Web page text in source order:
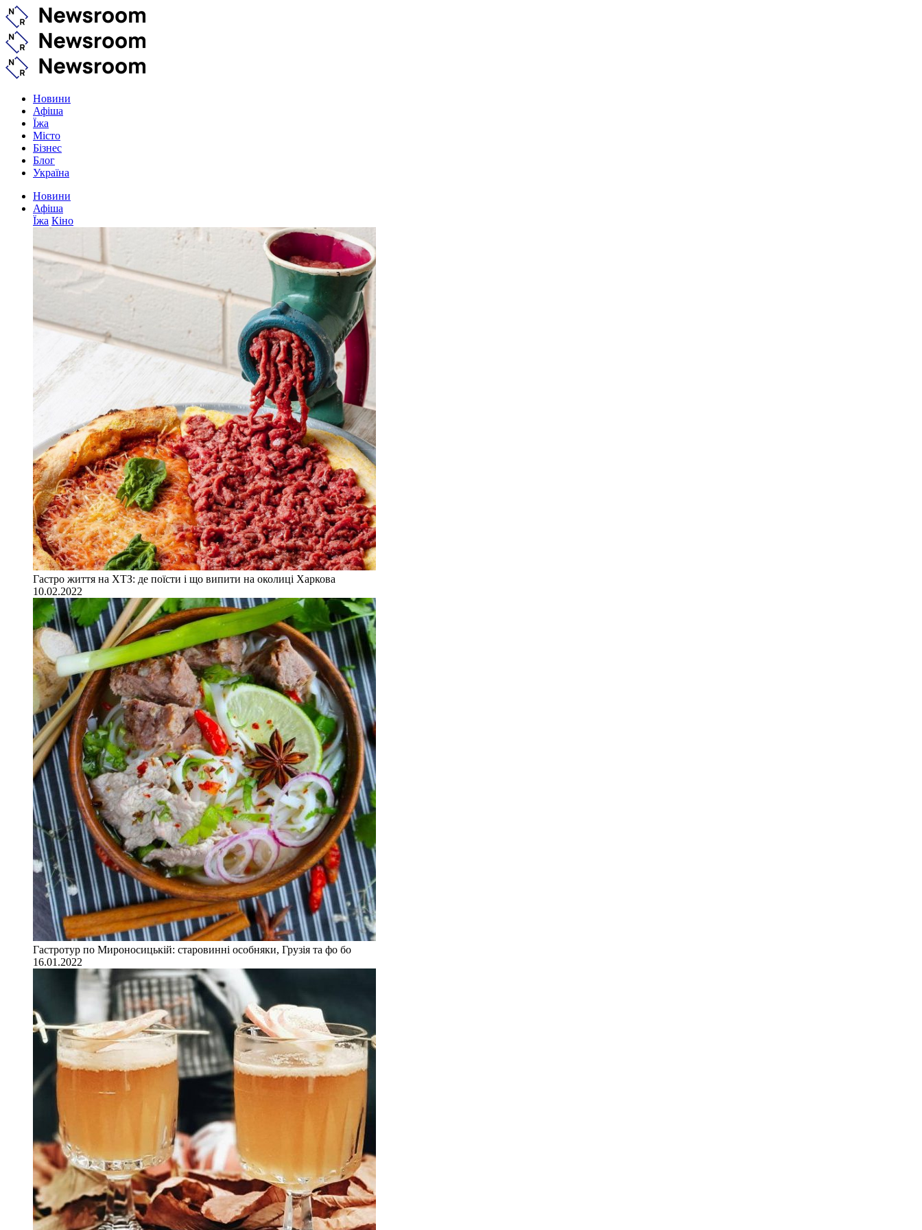
Новини
Афіша
Їжа
Місто
Бізнес
Блог
Україна
Новини
Афіша
Їжа Кіно
Гастро життя на ХТЗ: де поїсти і що випити на околиці Харкова
10.02.2022
Гастротур по Мироносицькій: старовинні особняки, Грузія та фо бо
16.01.2022